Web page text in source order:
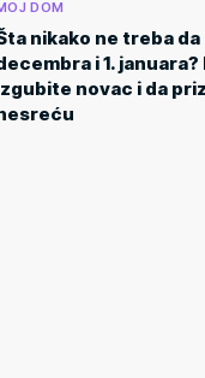
DOM
nikako ne treba da
i 1.
novac i da